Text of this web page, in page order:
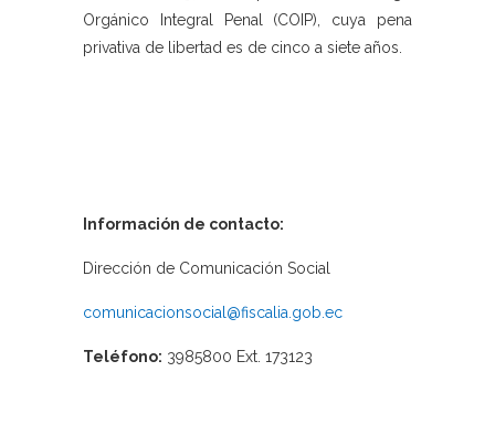
Orgánico Integral Penal (COIP), cuya pena
privativa de libertad es de cinco a siete años.
Información de contacto:
Dirección de Comunicación Social
comunicacionsocial@fiscalia.gob.ec
Teléfono: 3985800 Ext. 173123